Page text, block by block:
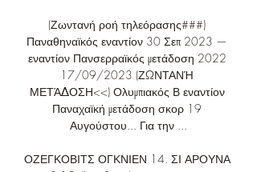
(Ζωντανή ροή τηλεόρασης###)
Παναθηναϊκός εναντίον 30 Σεπ 2023 —
εναντίον Πανσερραϊκός μετάδοση 2022
17/09/2023 (ΖΩΝΤΑΝΉ
ΜΕΤΆΔΟΣΗ<<) Ολυμπιακός Β εναντίον
Παναχαϊκή μετάδοση σκορ 19
Αυγούστου... Για την ...
ΟΖΕΓΚΟΒΙΤΣ ΟΓΚΝΙΕΝ 14. ΣΙ ΑΡΟΥΝΑ